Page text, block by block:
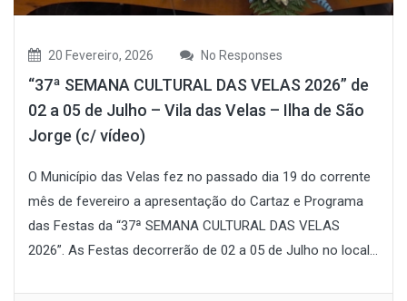
20 Fevereiro, 2026 No Responses
“37ª SEMANA CULTURAL DAS VELAS 2026” de
02 a 05 de Julho – Vila das Velas – Ilha de São
Jorge (c/ vídeo)
O Município das Velas fez no passado dia 19 do corrente
mês de fevereiro a apresentação do Cartaz e Programa
das Festas da “37ª SEMANA CULTURAL DAS VELAS
2026”. As Festas decorrerão de 02 a 05 de Julho no local...